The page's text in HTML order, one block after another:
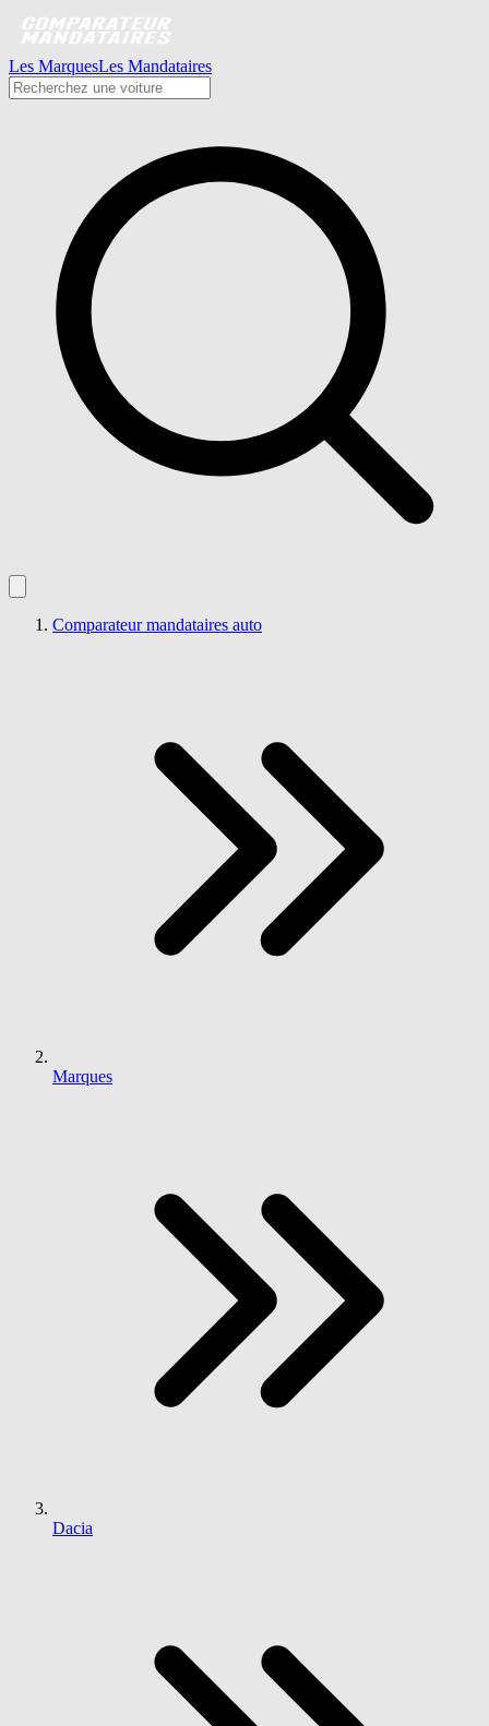
Les MarquesLes Mandataires
Comparateur mandataires auto
Marques
Dacia